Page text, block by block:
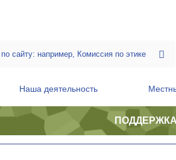
Наша деятельность